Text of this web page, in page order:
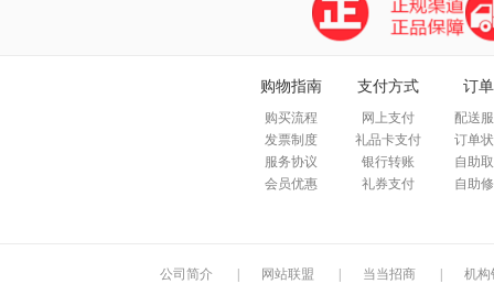
购物指南
购买流程
发票制度
服务协议
会员优惠
支付方式
网上支付
礼品卡支付
银行转账
礼券支付
订
配送
订单
自助
自助
公司简介 网站联盟 当当招商 机构